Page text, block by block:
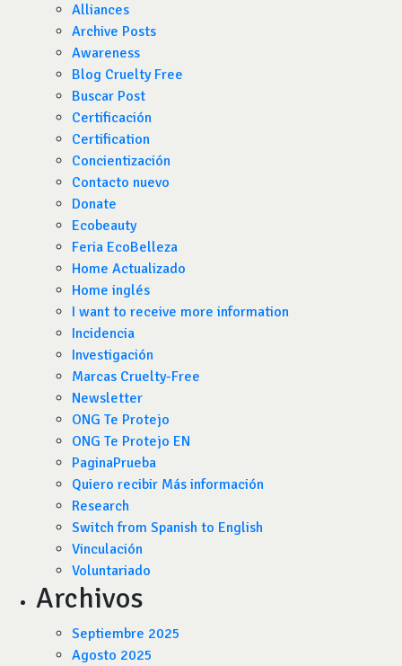
Alliances
Archive Posts
Awareness
Blog Cruelty Free
Buscar Post
Certificación
Certification
Concientización
Contacto nuevo
Donate
Ecobeauty
Feria EcoBelleza
Home Actualizado
Home inglés
I want to receive more information
Incidencia
Investigación
Marcas Cruelty-Free
Newsletter
ONG Te Protejo
ONG Te Protejo EN
PaginaPrueba
Quiero recibir Más información
Research
Switch from Spanish to English
Vinculación
Voluntariado
Archivos
Septiembre 2025
Agosto 2025